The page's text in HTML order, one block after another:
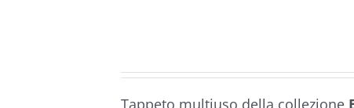
Tappeto multiuso della collezione